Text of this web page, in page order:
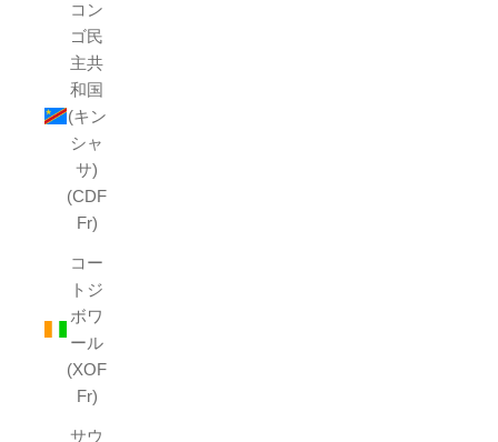
コン
ゴ民
主共
和国
(キン
シャ
サ)
(CDF
Fr)
コー
トジ
ボワ
ール
(XOF
Fr)
サウ